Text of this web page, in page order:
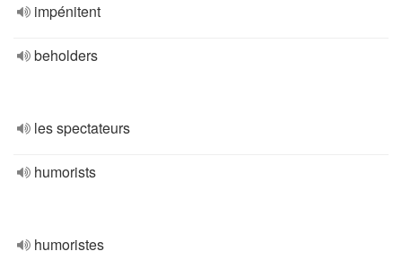
impénitent
beholders
les spectateurs
humorists
humoristes